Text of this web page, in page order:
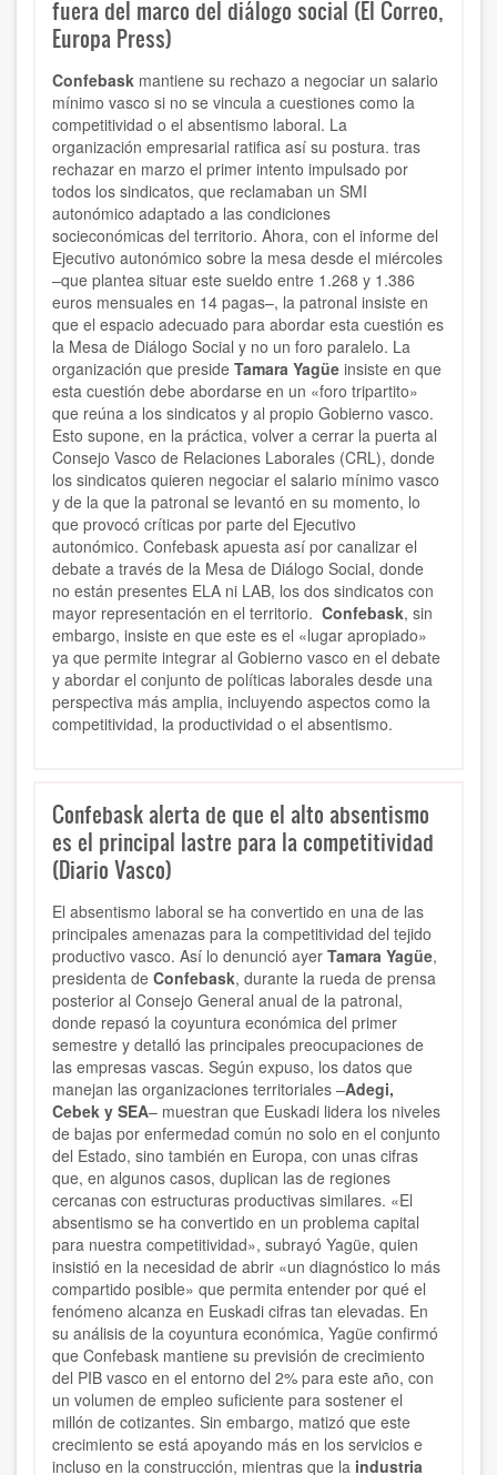
fuera del marco del diálogo social (El Correo,
Europa Press)
Confebask mantiene su rechazo a negociar un salario
mínimo vasco si no se vincula a cuestiones como la
competitividad o el absentismo laboral. La
organización empresarial ratifica así su postura. tras
rechazar en marzo el primer intento impulsado por
todos los sindicatos, que reclamaban un SMI
autonómico adaptado a las condiciones
socieconómicas del territorio. Ahora, con el informe del
Ejecutivo autonómico sobre la mesa desde el miércoles
–que plantea situar este sueldo entre 1.268 y 1.386
euros mensuales en 14 pagas–, la patronal insiste en
que el espacio adecuado para abordar esta cuestión es
la Mesa de Diálogo Social y no un foro paralelo. La
organización que preside Tamara Yagüe insiste en que
esta cuestión debe abordarse en un «foro tripartito»
que reúna a los sindicatos y al propio Gobierno vasco.
Esto supone, en la práctica, volver a cerrar la puerta al
Consejo Vasco de Relaciones Laborales (CRL), donde
los sindicatos quieren negociar el salario mínimo vasco
y de la que la patronal se levantó en su momento, lo
que provocó críticas por parte del Ejecutivo
autonómico. Confebask apuesta así por canalizar el
debate a través de la Mesa de Diálogo Social, donde
no están presentes ELA ni LAB, los dos sindicatos con
mayor representación en el territorio. Confebask, sin
embargo, insiste en que este es el «lugar apropiado»
ya que permite integrar al Gobierno vasco en el debate
y abordar el conjunto de políticas laborales desde una
perspectiva más amplia, incluyendo aspectos como la
competitividad, la productividad o el absentismo.
Confebask alerta de que el alto absentismo
es el principal lastre para la competitividad
(Diario Vasco)
El absentismo laboral se ha convertido en una de las
principales amenazas para la competitividad del tejido
productivo vasco. Así lo denunció ayer Tamara Yagüe,
presidenta de Confebask, durante la rueda de prensa
posterior al Consejo General anual de la patronal,
donde repasó la coyuntura económica del primer
semestre y detalló las principales preocupaciones de
las empresas vascas. Según expuso, los datos que
manejan las organizaciones territoriales –Adegi,
Cebek y SEA– muestran que Euskadi lidera los niveles
de bajas por enfermedad común no solo en el conjunto
del Estado, sino también en Europa, con unas cifras
que, en algunos casos, duplican las de regiones
cercanas con estructuras productivas similares. «El
absentismo se ha convertido en un problema capital
para nuestra competitividad», subrayó Yagüe, quien
insistió en la necesidad de abrir «un diagnóstico lo más
compartido posible» que permita entender por qué el
fenómeno alcanza en Euskadi cifras tan elevadas. En
su análisis de la coyuntura económica, Yagüe confirmó
que Confebask mantiene su previsión de crecimiento
del PIB vasco en el entorno del 2% para este año, con
un volumen de empleo suficiente para sostener el
millón de cotizantes. Sin embargo, matizó que este
crecimiento se está apoyando más en los servicios e
incluso en la construcción, mientras que la industria